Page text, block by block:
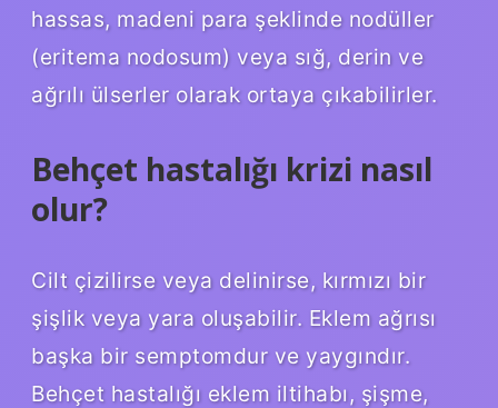
hassas, madeni para şeklinde nodüller
(eritema nodosum) veya sığ, derin ve
ağrılı ülserler olarak ortaya çıkabilirler.
Behçet hastalığı krizi nasıl
olur?
Cilt çizilirse veya delinirse, kırmızı bir
şişlik veya yara oluşabilir. Eklem ağrısı
başka bir semptomdur ve yaygındır.
Behçet hastalığı eklem iltihabı, şişme,